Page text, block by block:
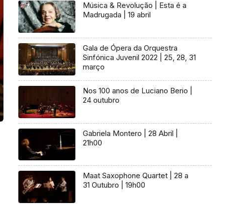
Música & Revolução | Esta é a
Madrugada | 19 abril
Gala de Ópera da Orquestra
Sinfónica Juvenil 2022 | 25, 28, 31
março
Nos 100 anos de Luciano Berio |
24 outubro
Gabriela Montero | 28 Abril |
21h00
Maat Saxophone Quartet | 28 a
31 Outubro | 19h00